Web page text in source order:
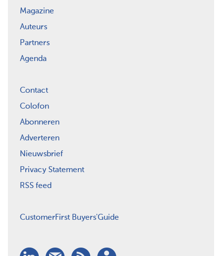
Magazine
Auteurs
Partners
Agenda
Contact
Colofon
Abonneren
Adverteren
Nieuwsbrief
Privacy Statement
RSS feed
CustomerFirst Buyers'Guide